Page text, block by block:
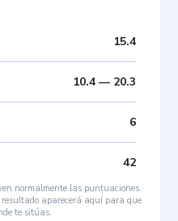
15.4
10.4— 20.3
6
42
normalmente las puntuaciones.
aparecerá aquí para que
te sitúas.